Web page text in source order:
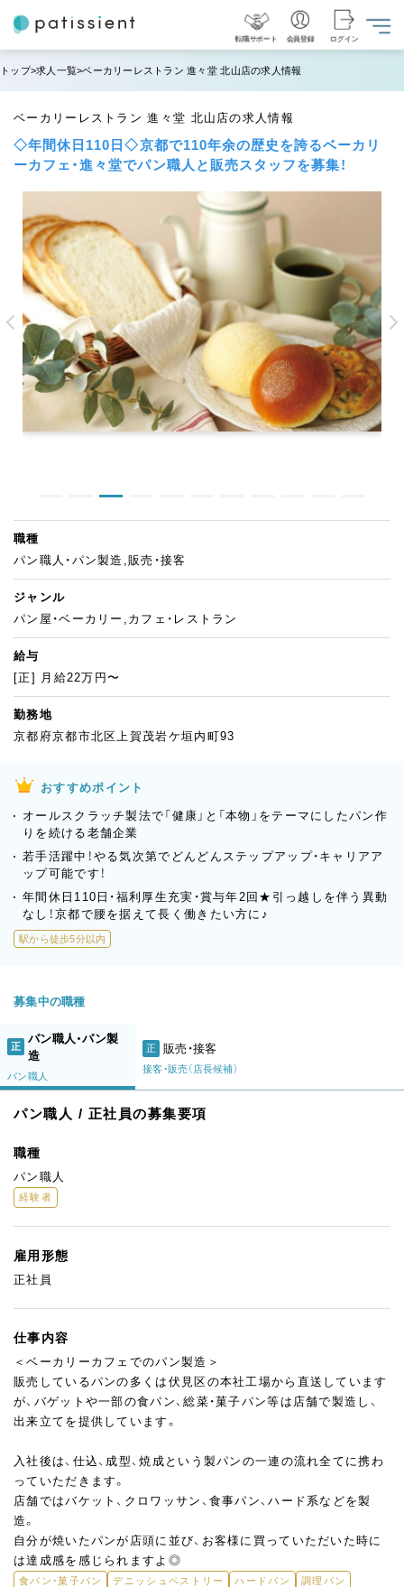
転職サポート 会員登録 ログイン
トップ 求人一覧 ベーカリーレストラン 進々堂 北山店の求人情報
ベーカリーレストラン 進々堂 北山店の求人情報
◇年間休日110日◇京都で110年余の歴史を誇るベーカリ
ーカフェ・進々堂でパン職人と販売スタッフを募集！
職種
パン職人・パン製造,販売・接客
ジャンル
パン屋・ベーカリー,カフェ・レストラン
給与
[正] 月給22万円〜
勤務地
京都府京都市北区上賀茂岩ケ垣内町93
おすすめポイント
オールスクラッチ製法で「健康」と「本物」をテーマにしたパン作
りを続ける老舗企業
若手活躍中！やる気次第でどんどんステップアップ・キャリアア
ップ可能です！
年間休日110日・福利厚生充実・賞与年2回★引っ越しを伴う異動
なし！京都で腰を据えて長く働きたい方に♪
駅から徒歩5分以内
募集中の職種
正
パン職人・パン製
造
パン職人
正 販売・接客
接客・販売（店長候補）
パン職人 / 正社員の募集要項
職種
パン職人
経験者
雇用形態
正社員
仕事内容
＜ベーカリーカフェでのパン製造＞
販売しているパンの多くは伏見区の本社工場から直送しています
が、バゲットや一部の食パン、総菜・菓子パン等は店舗で製造し、
出来立てを提供しています。
入社後は、仕込、成型、焼成という製パンの一連の流れ全てに携わ
っていただきます。
店舗ではバケット、クロワッサン、食事パン、ハード系などを製
造。
自分が焼いたパンが店頭に並び、お客様に買っていただいた時に
は達成感を感じられますよ◎
食パン・菓子パン デニッシュペストリー ハードパン
調理パン